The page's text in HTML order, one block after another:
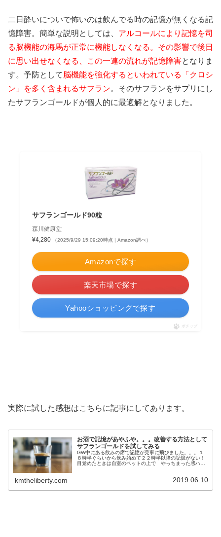
二日酔いについで怖いのは飲んでる時の記憶が無くなる記
憶障害。簡単な説明としては、 アルコールにより記憶を司
る脳機能の海馬が正常に機能しなくなる。その影響で後日
に思い出せなくなる、この一連の流れが記憶障害となりま
す。予防として 脳機能を強化するといわれている「クロシ
ン」を多く含まれるサフラン。そのサフランをサプリにし
たサフランゴールドが個人的に最適解となりました。
サフランゴールド90粒
森川健康堂
¥4,280
（2025/9/29 15:09:20時点 | Amazon調べ）
Amazonで探す
楽天市場で探す
Yahooショッピングで探す
ポチップ
実際に試した感想はこちらに記事にしてあります。
お酒で記憶があやふや。。。改善する方法として
サフランゴールドを試してみる
GW中にある飲みの席で記憶が見事に飛びました。。。１
８時半ぐらいから飲み始めて２２時半以降の記憶がない！
目覚めたときは自室のベットの上で やっちまった感ハン
kmtheliberty.com 2019.06.10